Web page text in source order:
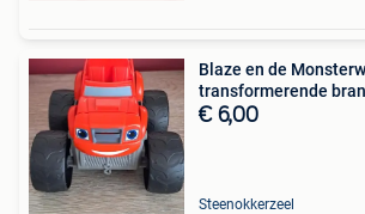
Blaze en de
transformerende
€ 6,00
Steenokkerzeel